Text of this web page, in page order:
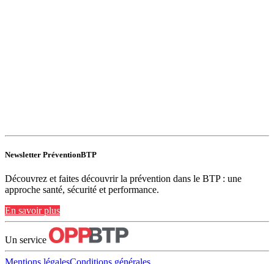
Newsletter PréventionBTP
Découvrez et faites découvrir la prévention dans le BTP : une
approche santé, sécurité et performance.
En savoir plus
Un service
Mentions légalesConditions générales